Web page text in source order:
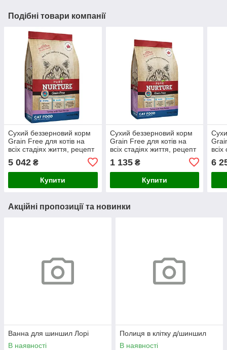
Подібні товари компанії
Сухий беззерновий корм
Grain Free для котів на
всіх стадіях життя, рецепт
з індичкою та горохом, 8кг
5 042 ₴
Купити
Сухий беззерновий корм
Grain Free для котів на
всіх стадіях життя, рецепт
горохом,1,5кг
1 135₴
Купити
6
Акційні пропозиції та новинки
Ванна для шиншил Лорі
В наявності
Полиця в клітку д/шиншил
В наявності